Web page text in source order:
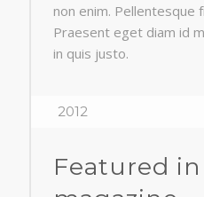
non enim. Pellentesque
Praesent eget diam id
in quis justo.
2012
Featured